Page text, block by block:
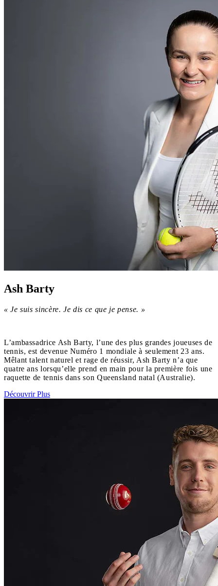
Ash Barty
« Je suis sincère. Je dis ce que je pense. »
L’ambassadrice Ash Barty, l’une des plus grandes joueuses de
tennis, est devenue Numéro 1 mondiale à seulement 23 ans.
Mêlant talent naturel et rage de réussir, Ash Barty n’a que
quatre ans lorsqu’elle prend en main pour la première fois une
raquette de tennis dans son Queensland natal (Australie).
Découvrir Plus